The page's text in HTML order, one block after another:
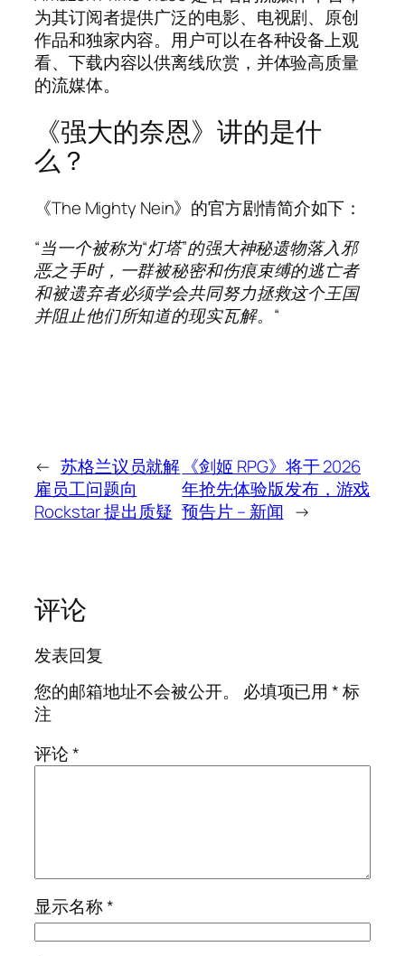
为其订阅者提供广泛的电影、电视剧、原创
作品和独家内容。用户可以在各种设备上观
看、下载内容以供离线欣赏，并体验高质量
的流媒体。
《强大的奈恩》讲的是什
么？
《The Mighty Nein》的官方剧情简介如下：
“当一个被称为“灯塔”的强大神秘遗物落入邪
恶之手时，一群被秘密和伤痕束缚的逃亡者
和被遗弃者必须学会共同努力拯救这个王国
并阻止他们所知道的现实瓦解。 “
← 苏格兰议员就解
雇员工问题向
Rockstar 提出质疑
《剑姬 RPG》将于 2026
年抢先体验版发布，游戏
预告片 – 新闻 →
评论
发表回复
您的邮箱地址不会被公开。
必填项已用*标
注
评论*
显示名称*